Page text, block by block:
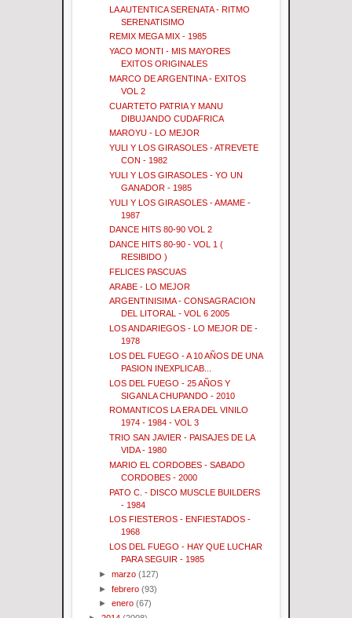
LA AUTENTICA SERENATA - RITMO
SERENATISIMO
REMIX MEGA MIX - 1985
YACO MONTI - MIS MAYORES
EXITOS ORIGINALES
MARCO DE ARGENTINA - EXITOS
VOL 2
CUARTETO PATRIA Y MANU
DIBUJANDO CUDAFRICA
MAROYU - LO MEJOR
YULI Y LOS GIRASOLES - ATREVETE
CON - 1982
YULI Y LOS GIRASOLES - YO UN
GANADOR - 1985
YULI Y LOS GIRASOLES - AMAME -
1987
DANCE HITS 80-90 VOL 2
DANCE HITS 80-90 - VOL 1 (
RESIBIDO )
FELICES PASCUAS
ARABE - LO MEJOR
ARGENTINISIMA - CONSAGRACION
DEL LITORAL - VOL 6 2005
LOS ANDARIEGOS - LO MEJOR DE -
1978
LOS DEL FUEGO - A 10 AÑOS DE UNA
PASION INEXPLICAB...
LOS DEL FUEGO - 25 AÑOS Y
SIGANLA CHUPANDO - 2010
ROMANTICOS LA ERA DEL VINILO
1974 - 1984 - VOL 3
TRIO SAN JAVIER - PAISAJES DE LA
VIDA - 1980
MARIO EL CORDOBES - SABADO
CORDOBES - 2000
PATO C. - DISCO MUSCLE BUILDERS
- 1984
LOS FIESTEROS - ENFIESTADOS -
1968
LOS DEL FUEGO - HAY QUE LUCHAR
PARA SEGUIR - 1985
►marzo (127)
►febrero (93)
►enero (67)